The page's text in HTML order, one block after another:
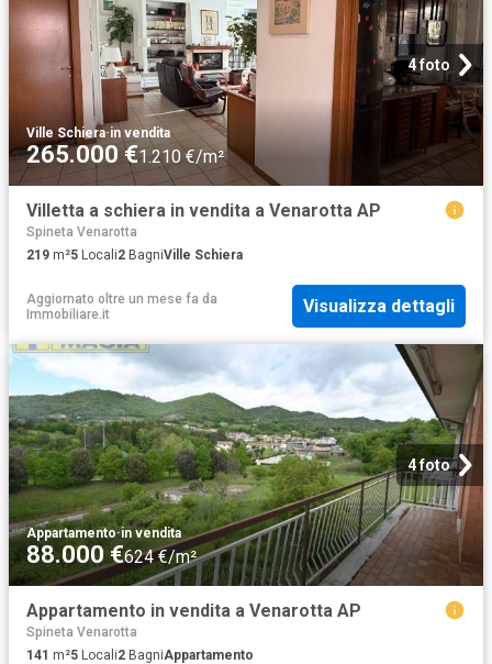
4 foto
Ville Schiera·in vendita
265.000 €1.210 €/m²
Villetta a schiera in vendita a Venarotta AP
Spineta Venarotta
219 m²5 Locali2 BagniVille Schiera
Aggiornato oltre un mese fa da
Immobiliare.it
Visualizza dettagli
4 foto
Appartamento·in vendita
88.000 €624 €/m²
Appartamento in vendita a Venarotta AP
Spineta Venarotta
141 m²5 Locali2 BagniAppartamento